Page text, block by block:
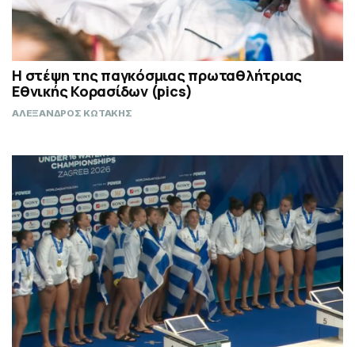
Η στέψη της παγκόσμιας πρωταθλήτριας
Εθνικής Κορασίδων (pics)
ΑΛΕΞΑΝΔΡΟΣ ΚΩΤΑΚΗΣ